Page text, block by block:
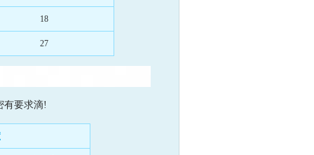
18
27
要求滴!